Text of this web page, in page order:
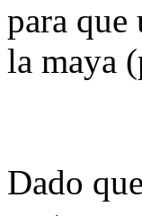
para
la maya
Dado